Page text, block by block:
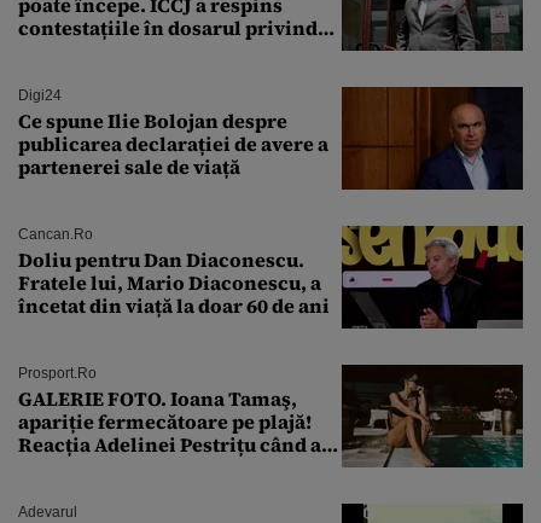
contestațiile în dosarul privind
Digi24
Ce spune Ilie Bolojan despre
publicarea declarației de avere a
partenerei sale de viață
Cancan.ro
Doliu pentru Dan Diaconescu.
Fratele lui, Mario Diaconescu, a
încetat din viață la doar 60 de ani
Prosport.ro
GALERIE FOTO. Ioana Tamaş,
apariție fermecătoare pe plajă!
Reacția Adelinei Pestrițu când a
Adevarul